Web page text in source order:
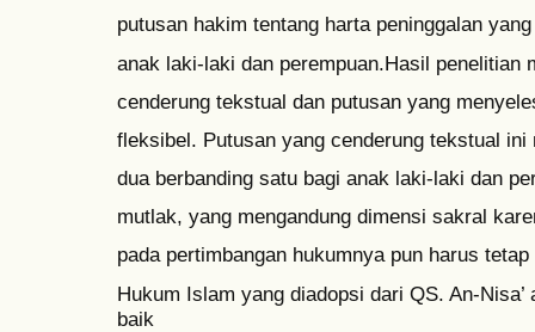
putusan hakim tentang harta peninggalan
anak laki-laki dan perempuan.Hasil penelitian
cenderung tekstual dan putusan yang
fleksibel. Putusan yang cenderung tekstual
dua berbanding satu bagi anak laki-laki dan
mutlak, yang mengandung dimensi sakral
pada pertimbangan hukumnya pun harus
Hukum Islam yang diadopsi dari QS. An-Nisa’
baik